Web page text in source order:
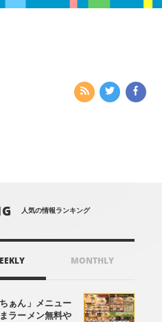
人気の情報ランキング
MONTHLY
ぁん」メニュー
ラーメン無料や